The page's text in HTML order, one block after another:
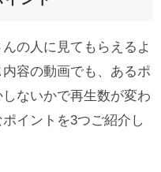
の人に見てもらえるよ
容の動画でも、あるポ
ないかで再生数が変わ
イントを3つご紹介し